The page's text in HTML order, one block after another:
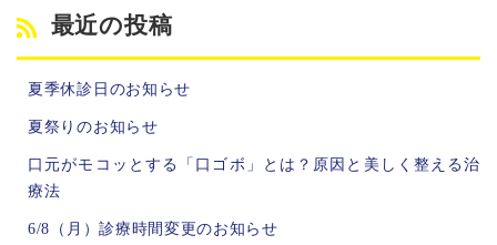
最近の投稿
夏季休診日のお知らせ
夏祭りのお知らせ
口元がモコッとする「口ゴボ」とは？原因と美しく整える治
療法
6/8（月）診療時間変更のお知らせ